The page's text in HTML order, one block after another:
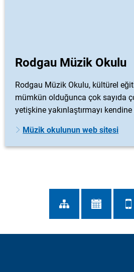
Rodgau Müzik Okulu
Rodgau Müzik Okulu, kültürel
mümkün olduğunca çok sayıda
yetişkine yakınlaştırmayı
Müzik okulunun web sitesi